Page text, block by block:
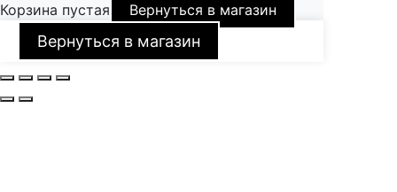
Корзина пустая Вернуться в магазин
Вернуться в магазин